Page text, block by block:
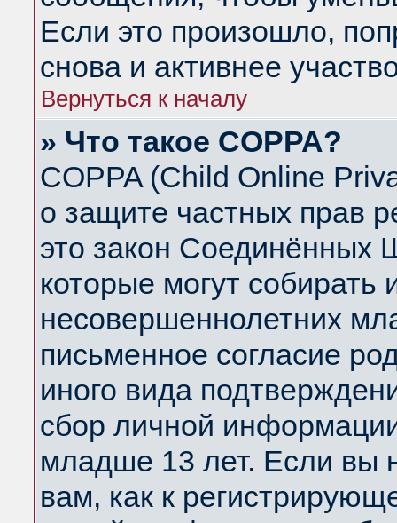
Если это произошло,
снова и активнее
Вернуться к началу
» Что такое COPPA?
COPPA (Child Online
о защите частных прав
это закон Соединённых
которые могут
несовершеннолетних
письменное согласие
иного вида
сбор личной
младше 13 лет. Если вы
вам, как к